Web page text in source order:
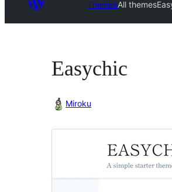
ThemesAll themes
Easychic
Miroku